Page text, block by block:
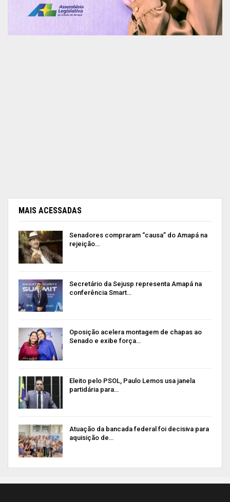
MAIS ACESSADAS
Senadores compraram “causa” do Amapá na
rejeição…
Secretário da Sejusp representa Amapá na
conferência Smart…
Oposição acelera montagem de chapas ao
Senado e exibe força…
Eleito pelo PSOL, Paulo Lemos usa janela
partidária para…
Atuação da bancada federal foi decisiva para
aquisição de…